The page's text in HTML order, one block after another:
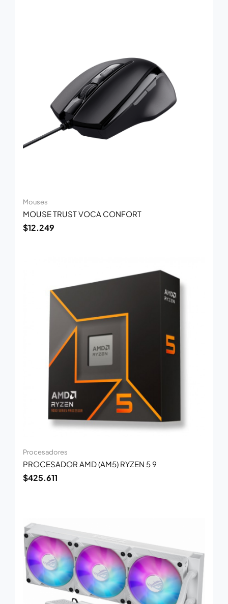
Mouses
MOUSE TRUST VOCA CONFORT
$12.249
Procesadores
PROCESADOR AMD (AM5) RYZEN 5 9
$425.611